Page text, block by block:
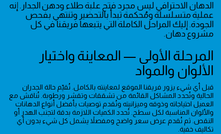
الدهان الاحترافي ليس مجرد فتح علبة طلاء ودهن الجدار. إنه
عملية متسلسلة ومُحكمة تبدأ بالتحضير وتنتهي بفحص
الجودة. إليك المراحل الكاملة التي يتبعها فريقنا في كل
مشروع دهان.
المرحلة الأولى — المعاينة واختيار
الألوان والمواد
قبل أي شيء يزور فريقنا الموقع لمعاينته بالكامل. نُقيّم حالة الجدران
الحالية ونُحدد المشاكل القائمة من تشققات وتقشر ورطوبة. نُناقش مع
العميل احتياجاته وذوقه وميزانيته ونُقدم توصيات بأفضل أنواع الدهانات
والألوان المناسبة لكل سطح. نُحدد الكميات اللازمة بدقة لتجنب الهدر أو
النقص. ثم نُقدم عرض سعر واضح ومفصلاً يشمل كل شيء بدون أي
تكاليف خفية.